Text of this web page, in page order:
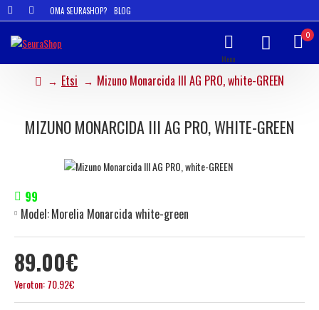
OMA SEURASHOP? BLOG
0
Etsi Mizuno Monarcida III AG PRO, white-GREEN
MIZUNO MONARCIDA III AG PRO, WHITE-GREEN
89.00€
Veroton: 70.92€
99
Model:Morelia Monarcida white-green